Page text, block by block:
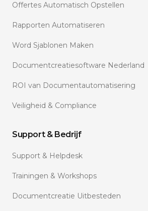
Offertes Automatisch Opstellen
Rapporten Automatiseren
Word Sjablonen Maken
Documentcreatiesoftware Nederland
ROI van Documentautomatisering
Veiligheid & Compliance
Support & Bedrijf
Support & Helpdesk
Trainingen & Workshops
Documentcreatie Uitbesteden